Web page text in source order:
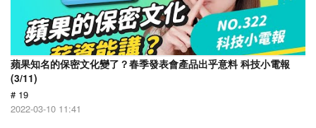
蘋果知名的保密文化變了？春季發表會產品出乎意料 科技小電報
(3/11)
# 19
2022-03-10 11:41